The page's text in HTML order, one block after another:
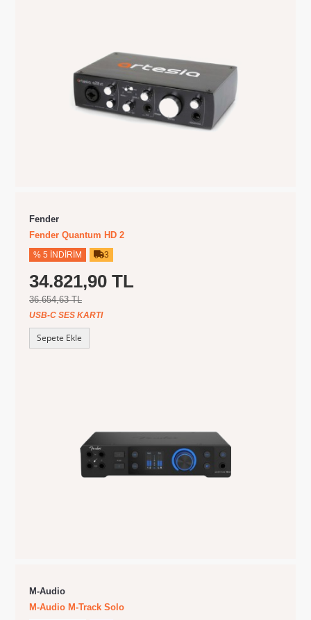
Fender
Fender Quantum HD 2
% 5 İNDIRIM 3
34.821,90 TL
36.654,63 TL
USB-C SES KARTI
Sepete Ekle
M-Audio
M-Audio M-Track Solo